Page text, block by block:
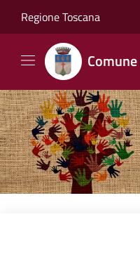
Regione Toscana